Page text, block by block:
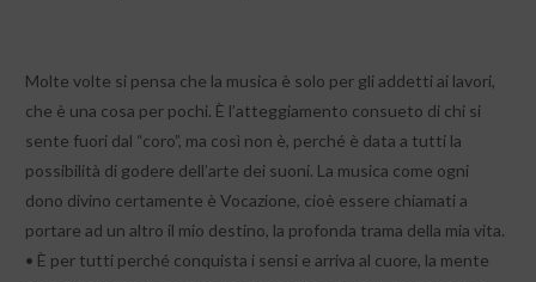
Molte volte si pensa che la musica è solo per gli addetti ai lavori,
che è una cosa per pochi. È l’atteggiamento consueto di chi si
sente fuori dal “coro”, ma così non è, perché è data a tutti la
possibilità di godere dell’arte dei suoni. La musica come ogni
dono divino certamente è Vocazione, cioè essere chiamati a
portare ad un altro il mio destino, la profonda trama della mia vita.
• È per tutti perché conquista i sensi e arriva al cuore, la mente